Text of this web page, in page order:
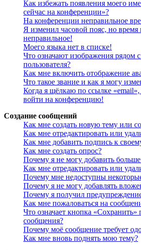
Как избежать появления моего
сейчас на конференции»?
На конференции неправильное
Я изменил часовой пояс, но время
неправильное!
Моего языка нет в списке!
Что означают изображения рядом
пользователя?
Как мне включить отображение
Что такое звание и как я могу
Когда я щёлкаю по ссылке
войти на конференцию!
Создание сообщений
Как мне создать новую тему или
Как мне отредактировать или
Как мне добавить подпись к
Как мне создать опрос?
Почему я не могу добавить больше
Как мне отредактировать или
Почему мне недоступны
Почему я не могу добавлять
Почему я получил
Как мне пожаловаться на
Что означает кнопка «Сохранить»
сообщения?
Почему моё сообщение требует
Как мне вновь поднять мою тему?